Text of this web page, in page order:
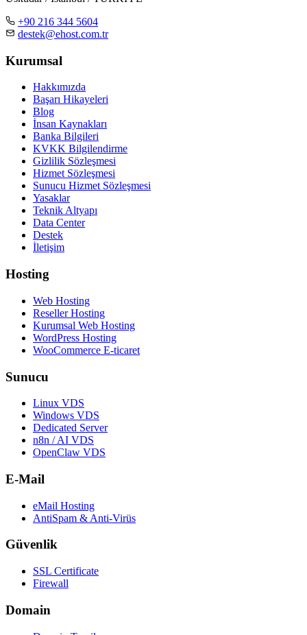
+90 216 344 5604
destek@ehost.com.tr
Kurumsal
Hakkımızda
Başarı Hikayeleri
Blog
İnsan Kaynakları
Banka Bilgileri
KVKK Bilgilendirme
Gizlilik Sözleşmesi
Hizmet Sözleşmesi
Sunucu Hizmet Sözleşmesi
Yasaklar
Teknik Altyapı
Data Center
Destek
İletişim
Hosting
Web Hosting
Reseller Hosting
Kurumsal Web Hosting
WordPress Hosting
WooCommerce E-ticaret
Sunucu
Linux VDS
Windows VDS
Dedicated Server
n8n / AI VDS
OpenClaw VDS
E-Mail
eMail Hosting
AntiSpam & Anti-Virüs
Güvenlik
SSL Certificate
Firewall
Domain